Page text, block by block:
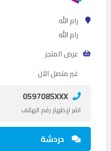
رام الله
رام الله
عرض المتجر
غير متصل الآن
0597085XXX
انقر لإظهار رقم الهاتف
دردشة